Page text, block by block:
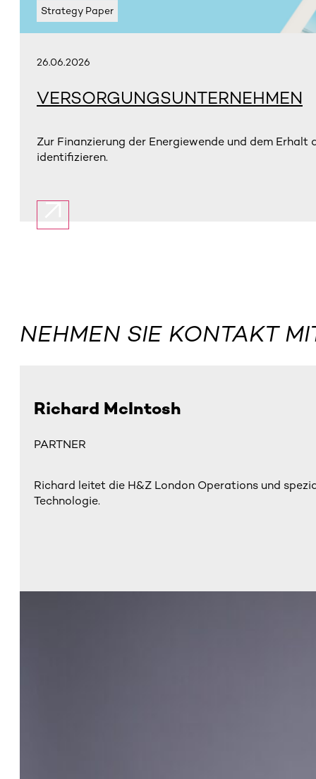
Strategy Paper
26.06.2026
VERSORGUNGSUNTERNEHMEN
Zur Finanzierung der Energiewende und dem
identifizieren.
NEHMEN SIE KONTAKT
Richard McIntosh
PARTNER
Richard leitet die H&Z London Operations und
Technologie.